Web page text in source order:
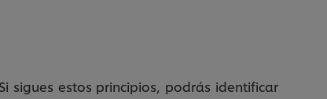
Si sigues estos principios, podrás identificar